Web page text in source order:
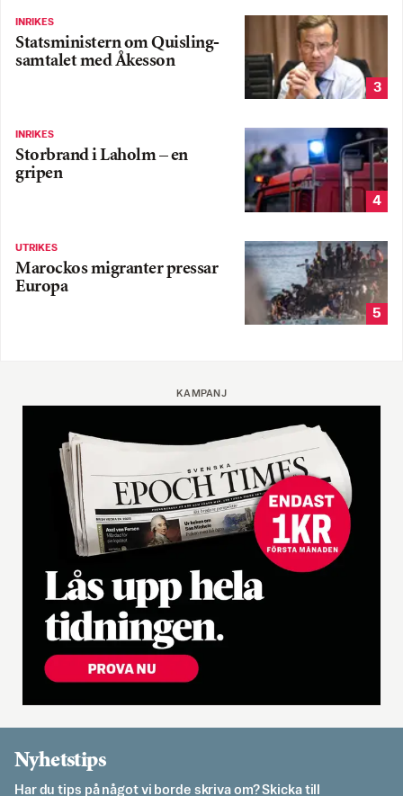
INRIKES
Statsministern om Quisling-
samtalet med Åkesson
3
INRIKES
Storbrand i Laholm – en
gripen
4
UTRIKES
Marockos migranter pressar
Europa
5
KAMPANJ
Nyhetstips
Har du tips på något vi borde skriva om? Skicka till